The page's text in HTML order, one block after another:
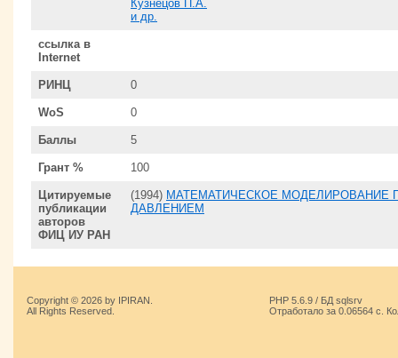
Кузнецов П.А.
и др.
ссылка в
Internet
РИНЦ 0
WoS 0
Баллы 5
Грант % 100
Цитируемые
публикации
авторов
ФИЦ ИУ РАН
(1994) МАТЕМАТИЧЕСКОЕ МОДЕЛИРОВАНИЕ
ДАВЛЕНИЕМ
Copyright © 2026 by IPIRAN.
All Rights Reserved.
PHP 5.6.9 / БД sqlsrv
Отработало за 0.06564 с.